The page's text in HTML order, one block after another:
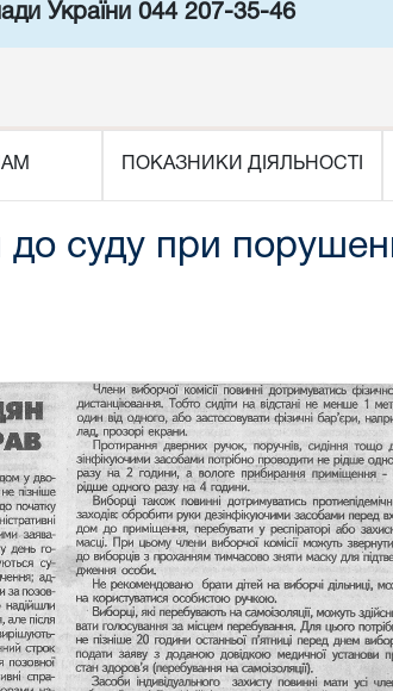
України 044 207-35-46
ПОКАЗНИКИ ДІЯЛЬНОСТІ
суду при